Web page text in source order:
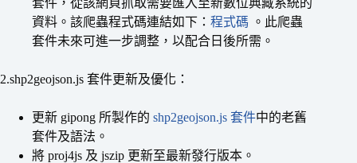
套件，從該網頁抓取需要匯入至新數位典藏系統的
資料。該爬蟲程式碼連結如下： 程式碼 。此爬蟲
套件未來可進一步調整，以配合日後所需。
2.shp2geojson.js 套件更新及優化：
更新 gipong 所製作的 shp2geojson.js 套件中的老舊
套件及語法。
將 proj4js 及 jszip 更新至最新發行版本。